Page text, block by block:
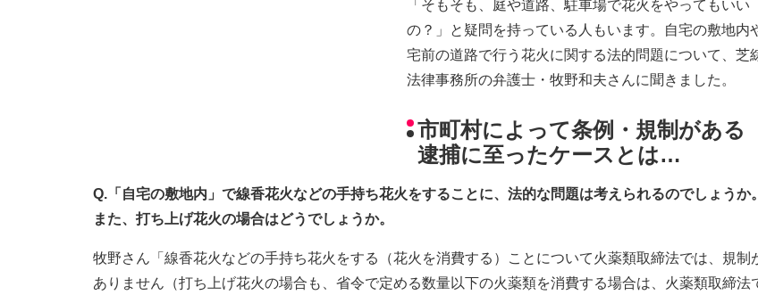
「そもそも、庭や道路、駐車場で花火をやってもいい
の？」と疑問を持っている人もいます。自宅の敷地内
宅前の道路で行う花火に関する法的問題について、芝
法律事務所の弁護士・牧野和夫さんに聞きました。
市町村によって条例・規制がある
逮捕に至ったケースとは…
Q.「自宅の敷地内」で線香花火などの手持ち花火をすることに、法的な問題は考えられるのでしょうか。
また、打ち上げ花火の場合はどうでしょうか。
牧野さん「線香花火などの手持ち花火をする（花火を消費する）ことについて火薬類取締法では、規制
ありません（打ち上げ花火の場合も、省令で定める数量以下の火薬類を消費する場合は、火薬類取締法